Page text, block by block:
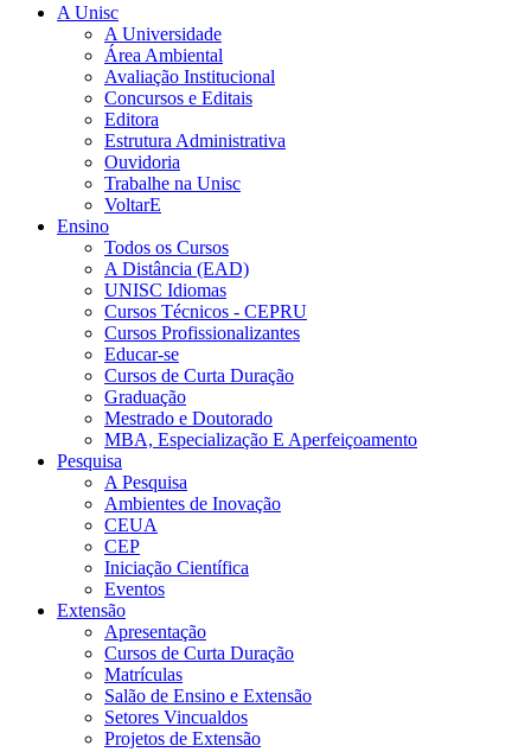
A Unisc
A Universidade
Área Ambiental
Avaliação Institucional
Concursos e Editais
Editora
Estrutura Administrativa
Ouvidoria
Trabalhe na Unisc
VoltarE
Ensino
Todos os Cursos
A Distância (EAD)
UNISC Idiomas
Cursos Técnicos - CEPRU
Cursos Profissionalizantes
Educar-se
Cursos de Curta Duração
Graduação
Mestrado e Doutorado
MBA, Especialização E Aperfeiçoamento
Pesquisa
A Pesquisa
Ambientes de Inovação
CEUA
CEP
Iniciação Científica
Eventos
Extensão
Apresentação
Cursos de Curta Duração
Matrículas
Salão de Ensino e Extensão
Setores Vincualdos
Projetos de Extensão